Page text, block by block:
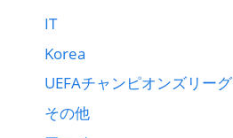
IT
Korea
UEFAチャンピオンズリーグ
その他